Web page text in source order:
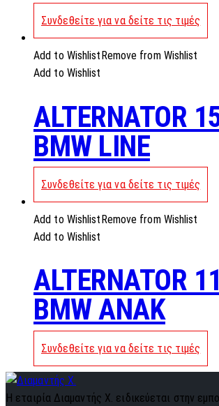
Συνδεθείτε για να δείτε τις τιμές
Add to Wishlist Remove from Wishlist
Add to Wishlist
ALTERNATOR
BMW LINE
Συνδεθείτε για να δείτε τις τιμές
Add to Wishlist Remove from Wishlist
Add to Wishlist
ALTERNATOR
BMW ANAK
Συνδεθείτε για να δείτε τις τιμές
Η εταιρία Διαμαντής Χ. ειδικεύεται στην